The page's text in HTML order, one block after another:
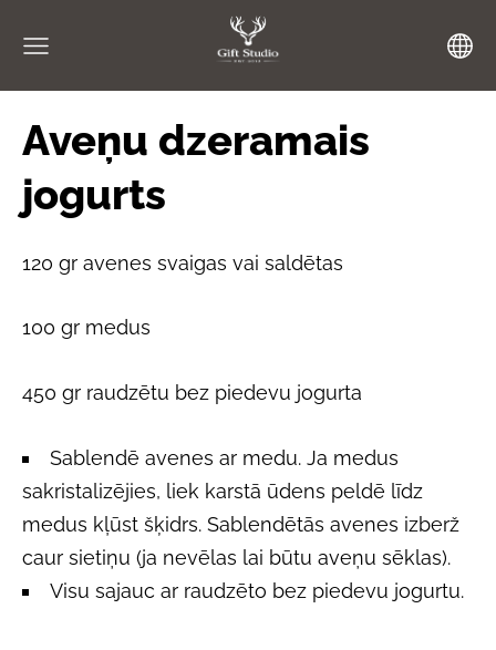
Aveņu dzeramais
jogurts
120 gr avenes svaigas vai saldētas
100 gr medus
450 gr raudzētu bez piedevu jogurta
Sablendē avenes ar medu. Ja medus
sakristalizējies, liek karstā ūdens peldē līdz
medus kļūst šķidrs. Sablendētās avenes izberž
caur sietiņu (ja nevēlas lai būtu aveņu sēklas).
Visu sajauc ar raudzēto bez piedevu jogurtu.